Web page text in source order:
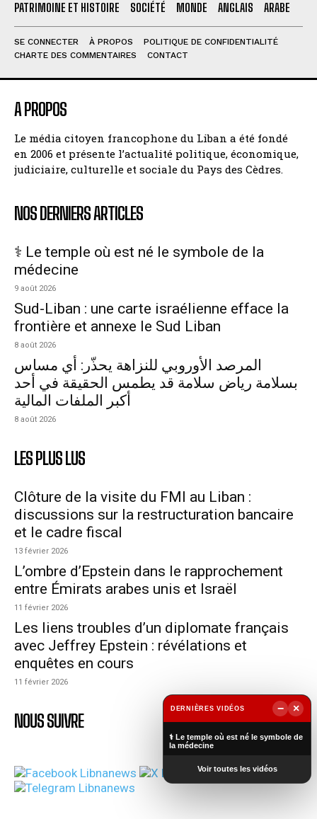
PATRIMOINE ET HISTOIRE
SOCIÉTÉ MONDE ANGLAIS ARABE
SE CONNECTER À PROPOS
POLITIQUE DE CONFIDENTIALITÉ
CHARTE DES COMMENTAIRES
CONTACT
A PROPOS
Le média citoyen francophone du Liban a été fondé
en 2006 et présente l’actualité politique, économique,
judiciaire, culturelle et sociale du Pays des Cèdres.
NOS DERNIERS ARTICLES
⚕️ Le temple où est né le symbole de la
médecine
9 août 2026
Sud-Liban : une carte israélienne efface la
frontière et annexe le Sud Liban
8 août 2026
المرصد الأوروبي للنزاهة يحذّر: أي مساس
بسلامة رياض سلامة قد يطمس الحقيقة في أحد
أكبر الملفات المالية
8 août 2026
LES PLUS LUS
Clôture de la visite du FMI au Liban :
discussions sur la restructuration bancaire
et le cadre fiscal
13 février 2026
L’ombre d’Epstein dans le rapprochement
entre Émirats arabes unis et Israël
11 février 2026
Les liens troubles d’un diplomate français
avec Jeffrey Epstein : révélations et
enquêtes en cours
11 février 2026
NOUS SUIVRE
DERNIÈRES VIDÉOS −
×
⚕️ Le temple où est né le symbole de
la médecine
Voir toutes les vidéos